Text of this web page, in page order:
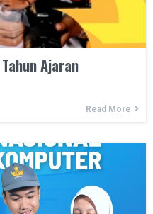
Ajaran
Read More